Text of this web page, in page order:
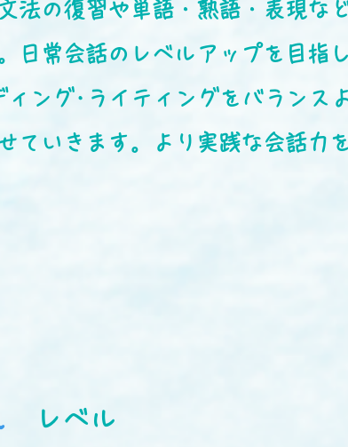
法の復習や単語・熟語・表現な
日常会話のレベルアップを目指
ィング･ライティングをバランス
ていきます。より実践な会話力
レベル